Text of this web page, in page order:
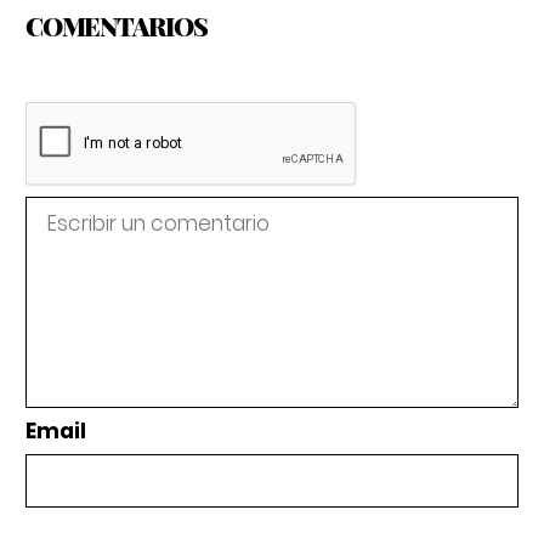
COMENTARIOS
Email